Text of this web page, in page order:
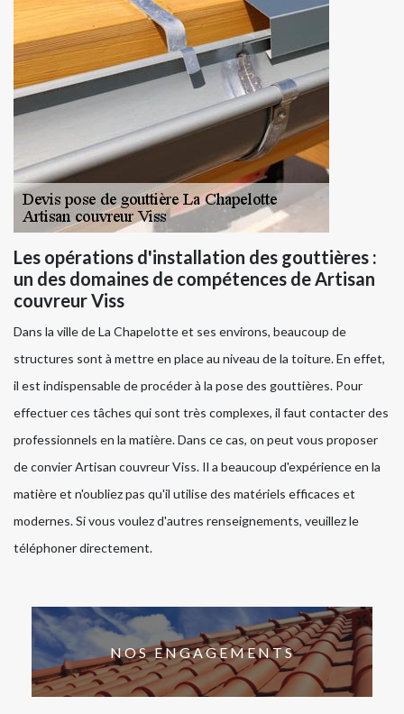
Les opérations d'installation des gouttières :
un des domaines de compétences de Artisan
couvreur Viss
Dans la ville de La Chapelotte et ses environs, beaucoup de
structures sont à mettre en place au niveau de la toiture. En effet,
il est indispensable de procéder à la pose des gouttières. Pour
effectuer ces tâches qui sont très complexes, il faut contacter des
professionnels en la matière. Dans ce cas, on peut vous proposer
de convier Artisan couvreur Viss. Il a beaucoup d'expérience en la
matière et n'oubliez pas qu'il utilise des matériels efficaces et
modernes. Si vous voulez d'autres renseignements, veuillez le
téléphoner directement.
NOS ENGAGEMENTS